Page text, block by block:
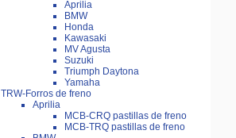
Aprilia
BMW
Honda
Kawasaki
MV Agusta
Suzuki
Triumph Daytona
Yamaha
TRW-Forros de freno
Aprilia
MCB-CRQ pastillas de freno
MCB-TRQ pastillas de freno